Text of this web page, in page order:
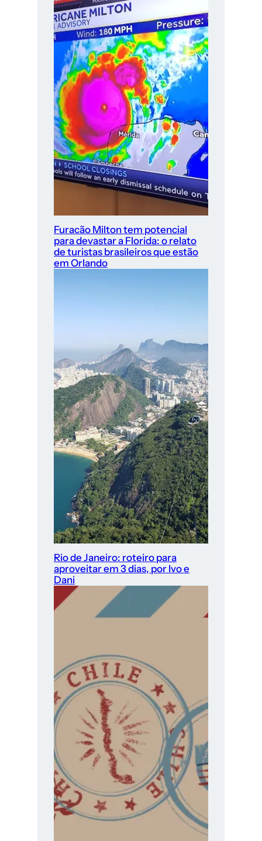
Furacão Milton tem potencial
para devastar a Florida: o relato
de turistas brasileiros que estão
em Orlando
Rio de Janeiro: roteiro para
aproveitar em 3 dias, por Ivo e
Dani